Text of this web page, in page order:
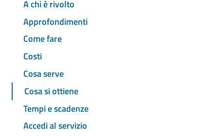
A chi è rivolto
Approfondimenti
Come fare
Costi
Cosa serve
Cosa si ottiene
Tempi e scadenze
Accedi al servizio